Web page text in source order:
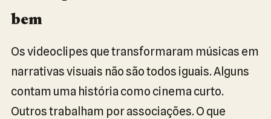
bem
Os videoclipes que transformaram músicas em
narrativas visuais não são todos iguais. Alguns
contam uma história como cinema curto.
Outros trabalham por associações. O que